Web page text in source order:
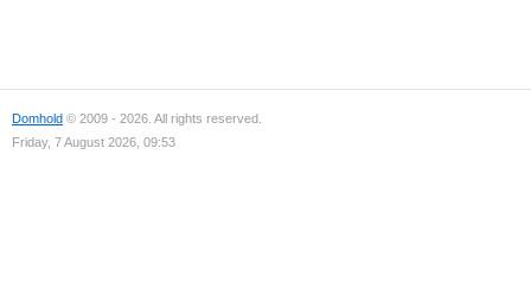
Domhold © 2009 - 2026. All rights reserved.
Friday, 7 August 2026, 09:53